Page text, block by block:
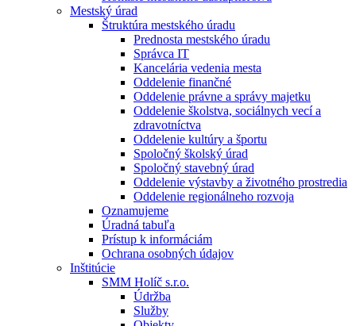
Mestský úrad
Štruktúra mestského úradu
Prednosta mestského úradu
Správca IT
Kancelária vedenia mesta
Oddelenie finančné
Oddelenie právne a správy majetku
Oddelenie školstva, sociálnych vecí a
zdravotníctva
Oddelenie kultúry a športu
Spoločný školský úrad
Spoločný stavebný úrad
Oddelenie výstavby a životného prostredia
Oddelenie regionálneho rozvoja
Oznamujeme
Úradná tabuľa
Prístup k informáciám
Ochrana osobných údajov
Inštitúcie
SMM Holíč s.r.o.
Údržba
Služby